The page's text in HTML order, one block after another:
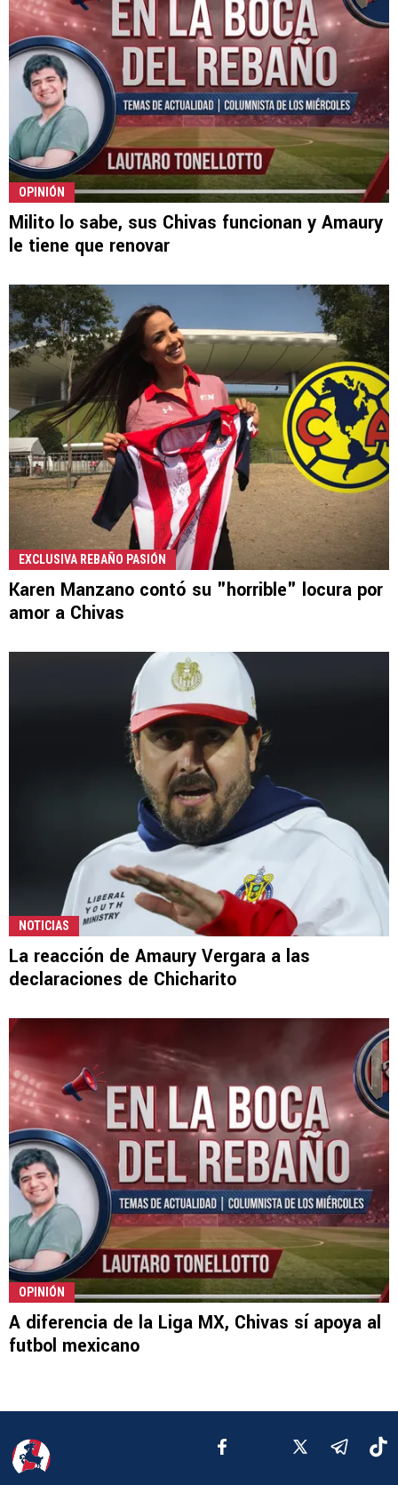
OPINIÓN
Milito lo sabe, sus Chivas funcionan y Amaury
le tiene que renovar
EXCLUSIVA REBAÑO PASIÓN
Karen Manzano contó su "horrible" locura por
amor a Chivas
NOTICIAS
La reacción de Amaury Vergara a las
declaraciones de Chicharito
OPINIÓN
A diferencia de la Liga MX, Chivas sí apoya al
futbol mexicano